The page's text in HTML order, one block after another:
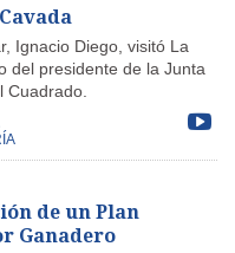
Ignacio Diego, visitó La
del presidente de la Junta
Cuadrado.
de un Plan
Ganadero